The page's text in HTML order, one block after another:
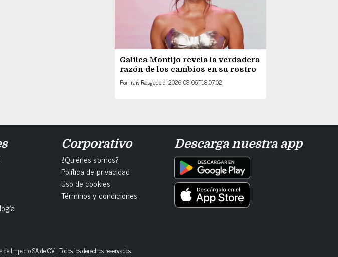
Galilea Montijo revela la verdadera
razón de los cambios en su rostro
Por Irais Rasgadoel 2026-08-06T18:07:02
Corporativo
¿Quiénes somos?
Política de privacidad
Uso de cookies
Términos y condiciones
Descarga nuestra app
Impacto SA de CV | Todos los derechos reservados